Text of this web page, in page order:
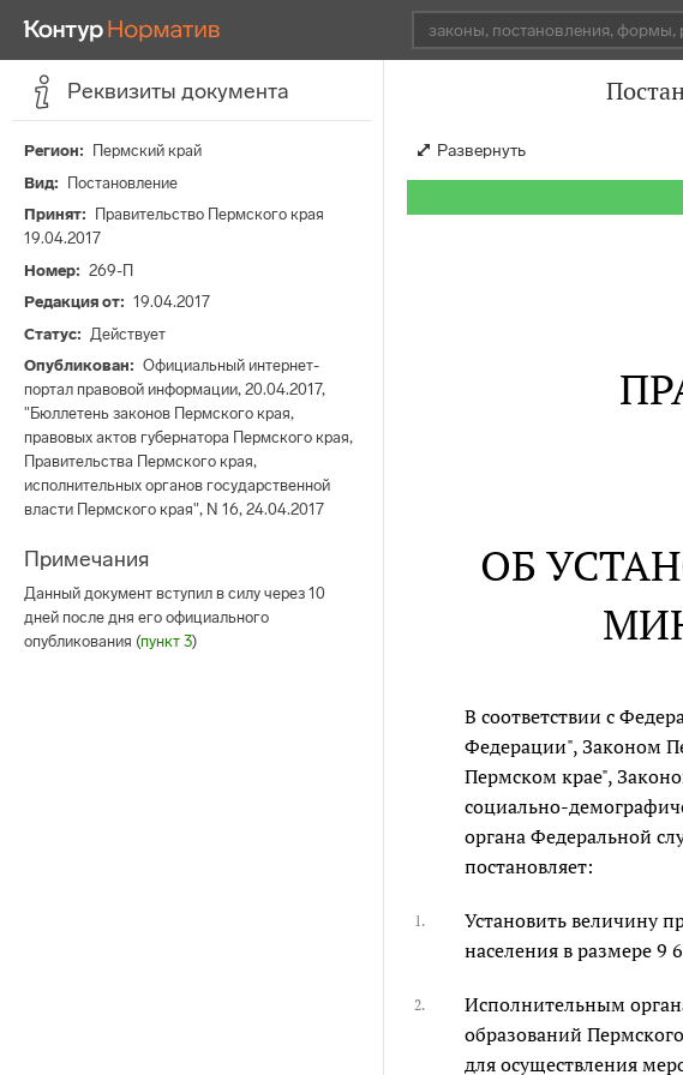
Реквизиты документа
Регион
Пермский край
Вид
Постановление
Принят
Правительство Пермского края
19.04.2017
Номер
269-П
Редакция от
19.04.2017
Статус
Действует
Опубликован
Официальный интернет-
портал правовой информации, 20.04.2017,
"Бюллетень законов Пермского края,
правовых актов губернатора Пермского края,
Правительства Пермского края,
исполнительных органов государственной
власти Пермского края", N 16, 24.04.2017
Примечания
Данный документ вступил в силу через 10
дней после дня его официального
опубликования (пункт 3)
Развернуть
ОБ
В соответствии с
Федерации", Законом
Пермском крае",
социально-
органа Федеральной
постановляет:
1.
Установить величину
населения в размере 9
2.
Исполнительным
образований
для осуществления